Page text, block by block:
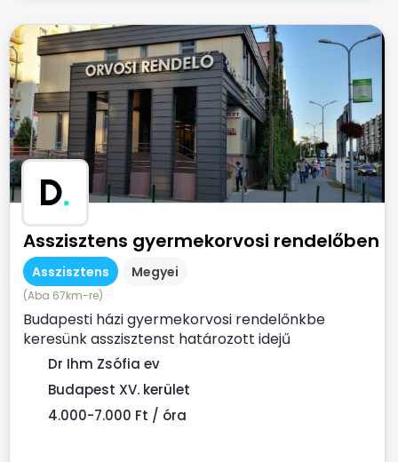
D.
Asszisztens gyermekorvosi rendelőben
Asszisztens Megyei
(Aba 67km-re)
Budapesti házi gyermekorvosi rendelőnkbe
keresünk asszisztenst határozott idejű
munkaszerződéssel. Ha...
Dr Ihm Zsófia ev
Budapest XV. kerület
4.000-7.000 Ft / óra